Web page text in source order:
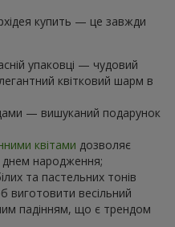
купить — це завжди
упаковці — чудовий
квітковий шарм в
— вишуканий подарунок
квітами дозволяє
днем народження;
та пастельних тонів
весільний
падінням, що є трендом